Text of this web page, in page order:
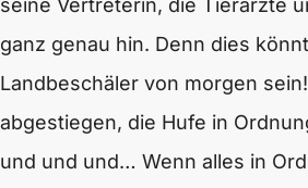
seine Vertreterin, die Tierärzte
ganz genau hin. Denn dies
Landbeschäler von morgen
abgestiegen, die Hufe in
und und und… Wenn alles in